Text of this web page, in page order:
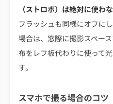
（ストロボ）は絶対に使わ
フラッシュも同様にオフに
場合は、窓際に撮影スペー
布をレフ板代わりに使って
す。
スマホで撮る場合のコツ